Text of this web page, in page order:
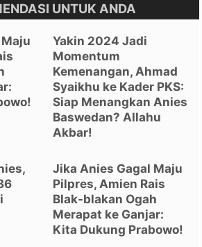
UNTUK ANDA
Yakin 2024 Jadi
Momentum
Kemenangan, Ahmad
Syaikhu ke Kader PKS:
Siap Menangkan Anies
Baswedan? Allahu
Akbar!
Jika Anies Gagal Maju
Pilpres, Amien Rais
Blak-blakan Ogah
Merapat ke Ganjar:
Kita Dukung Prabowo!